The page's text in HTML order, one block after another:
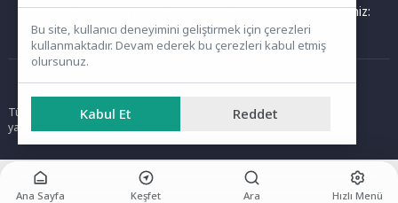
haberleri aşağıdaki iletişim kanallarından bize bildirebilirsiniz:
Ana Sayfa
Tüm hakları saklıdır. Sitede yer alan içerikler izinsiz kopyalanamaz,
yayımlanamaz ve kullanılamaz.
Ana Sayfa Keşfet Ara Hızlı Menü
Bu site, kullanıcı deneyimini geliştirmek için çerezleri
kullanmaktadır. Devam ederek bu çerezleri kabul etmiş
olursunuz.
Kabul Et Reddet